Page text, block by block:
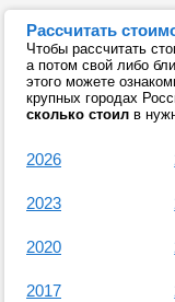
Рассчитать
Чтобы рассчитать
а потом свой либо
этого можете
крупных городах
сколько стоил в
2026
2023
2020
2017